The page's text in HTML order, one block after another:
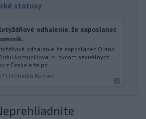
statusy
odhalenie, že exposlanec
odhalenie, že exposlanec Oľano
komunikoval s lovcom sexuálnych
z Česka a že po...
| Michelko Roman